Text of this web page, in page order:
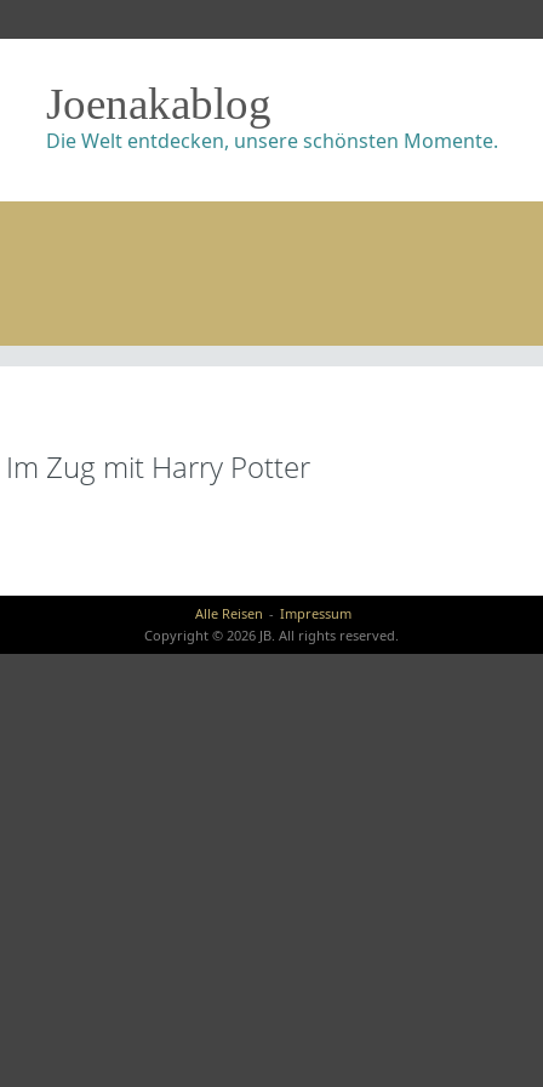
Joenakablog
Die Welt entdecken, unsere schönsten Momente.
Im Zug mit Harry Potter
Alle Reisen
Impressum
Copyright © 2026 JB. All rights reserved.